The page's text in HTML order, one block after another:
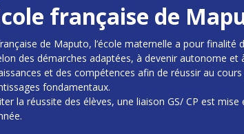
française de
de Maputo, l’école maternelle a pour finalité
des démarches adaptées, à devenir autonome et
et des compétences afin de réussir au
fondamentaux.
la réussite des élèves, une liaison GS/ CP est